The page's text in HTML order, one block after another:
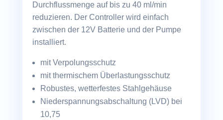
Durchflussmenge auf bis zu 40 ml/min
reduzieren. Der Controller wird einfach
zwischen der 12V Batterie und der Pumpe
installiert.
mit Verpolungsschutz
mit thermischem Überlastungsschutz
Robustes, wetterfestes Stahlgehäuse
Niederspannungsabschaltung (LVD) bei
10,75